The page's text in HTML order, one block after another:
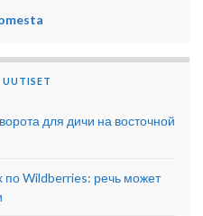
для дичи на восточной
Wildberries: речь может